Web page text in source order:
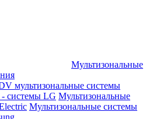
Мультизональные
мультизональные системы
системы LG Мультизональные
Мультизональные системы